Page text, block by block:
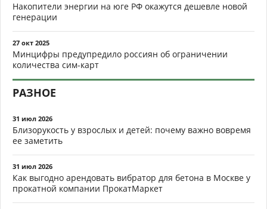
Накопители энергии на юге РФ окажутся дешевле новой
генерации
27 окт 2025
Минцифры предупредило россиян об ограничении
количества сим-карт
РАЗНОЕ
31 июл 2026
Близорукость у взрослых и детей: почему важно вовремя
ее заметить
31 июл 2026
Как выгодно арендовать вибратор для бетона в Москве у
прокатной компании ПрокатМаркет